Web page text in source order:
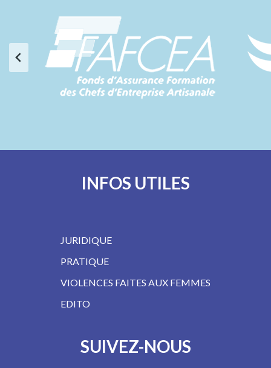
INFOS UTILES
JURIDIQUE
PRATIQUE
VIOLENCES FAITES AUX FEMMES
EDITO
SUIVEZ-NOUS